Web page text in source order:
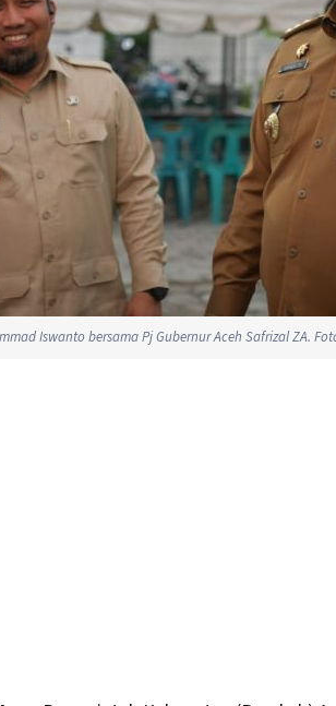
Iswanto bersama Pj Gubernur Aceh Safrizal ZA.